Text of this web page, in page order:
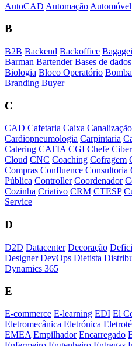
AutoCAD Automação Automóvel
B
B2B Backend Backoffice
Barman Bartender Bases de dados
Biologia Bloco Operatório
Branding Buyer
C
CAD Cafetaria Caixa Canalização
Cardiopneumologia Carpintaria
Catering CATIA CGI Chefe
Cloud CNC Coaching Cofragem
Compras Confluence Consultoria
Pública Controller Coordenador
Cozinha Criativo CRM CTESP
Service
D
D2D Datacenter Decoração
Designer DevOps Dietista
Dynamics 365
E
E-commerce E-learning EDI El
Eletromecânica Eletrónica
EMEA Empilhador Encarregado